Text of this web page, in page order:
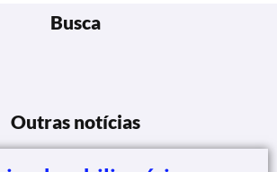
Busca
Outras notícias